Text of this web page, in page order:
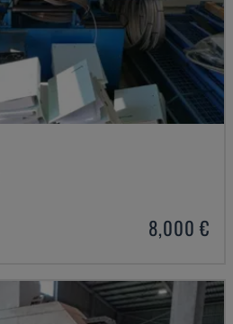
8,000 €